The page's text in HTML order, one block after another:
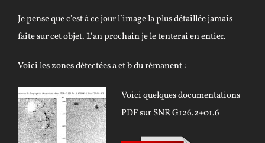
Je pense que c’est à ce jour l’image la plus détaillée jamais
faite sur cet objet. L’an prochain je le tenterai en entier.
Voici les zones détectées a et b du rémanent :
Voici quelques documentations
PDF sur SNR G126.2+01.6